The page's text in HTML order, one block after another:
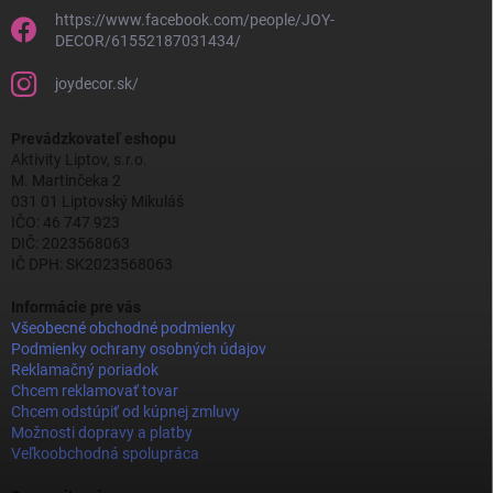
https://www.facebook.com/people/JOY-
DECOR/61552187031434/
joydecor.sk/
Prevádzkovateľ eshopu
Aktivity Liptov, s.r.o.
M. Martinčeka 2
031 01 Liptovský Mikuláš
IČO: 46 747 923
DIČ: 2023568063
IČ DPH: SK2023568063
Informácie pre vás
Všeobecné obchodné podmienky
Podmienky ochrany osobných údajov
Reklamačný poriadok
Chcem reklamovať tovar
Chcem odstúpiť od kúpnej zmluvy
Možnosti dopravy a platby
Veľkoobchodná spolupráca